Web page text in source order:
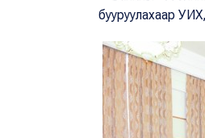
бууруулахаар